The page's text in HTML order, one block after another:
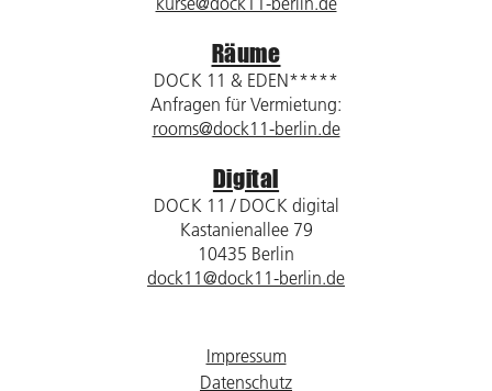
Räume
DOCK 11 & EDEN*****
Anfragen für Vermietung:
rooms@dock11-berlin.de
Digital
DOCK 11 / DOCK digital
Kastanienallee 79
10435 Berlin
dock11@dock11-berlin.de
Impressum
Datenschutz